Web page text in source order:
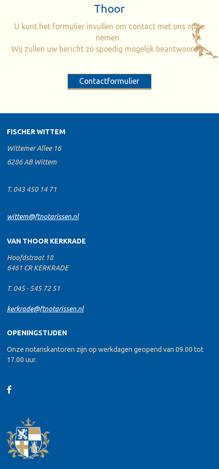
Thoor
U kunt het formulier invullen om contact met ons op te
nemen.
Wij zullen uw bericht zo spoedig mogelijk beantwoorden.
Contactformulier
FISCHER WITTEM
Wittemer Allee 16
6286 AB Wittem
T. 043 450 14 71
wittem@ftnotarissen.nl
VAN THOOR KERKRADE
Hoofdstraat 18
6461 CR KERKRADE
T. 045 - 545 72 51
kerkrade@ftnotarissen.nl
OPENINGSTIJDEN
Onze notariskantoren zijn op werkdagen geopend van 09.00 tot
17.00 uur.
